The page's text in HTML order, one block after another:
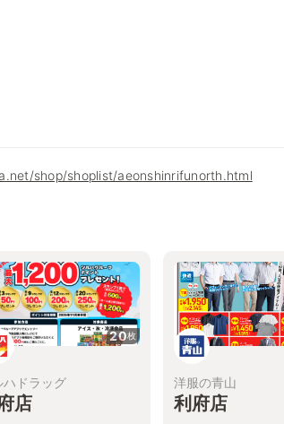
shop/shoplist/aeonshinrifunorth.html
20枚
ハドラッグ
店
洋服の青山
利府店